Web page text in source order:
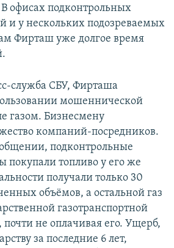
офисах подконтрольных
и у нескольких подозреваемых
Фирташ уже долгое время
служба СБУ, Фирташа
мошеннической
газом. Бизнесмену
компаний-посредников.
подконтрольные
покупали топливо у его же
получали только 30
объёмов, а остальной газ
газотранспортной
не оплачивая его. Ущерб,
за последние 6 лет,